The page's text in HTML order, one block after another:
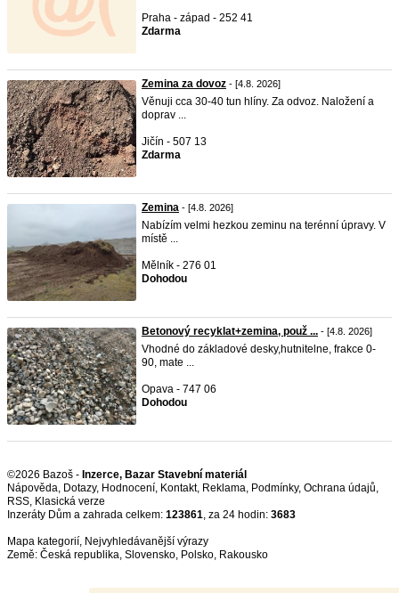
Praha - západ - 252 41
Zdarma
Zemina za dovoz - [4.8. 2026]
Věnuji cca 30-40 tun hlíny. Za odvoz. Naložení a
doprav ...
Jičín - 507 13
Zdarma
Zemina - [4.8. 2026]
Nabízím velmi hezkou zeminu na terénní úpravy. V
místě ...
Mělník - 276 01
Dohodou
Betonový recyklat+zemina, použ ... - [4.8. 2026]
Vhodné do základové desky,hutnitelne, frakce 0-
90, mate ...
Opava - 747 06
Dohodou
©2026 Bazoš - Inzerce, Bazar Stavební materiál
Nápověda, Dotazy, Hodnocení, Kontakt, Reklama, Podmínky, Ochrana údajů,
RSS,
Inzeráty Dům a zahrada celkem: 123861, za 24 hodin: 3683
Mapa kategorií, Nejvyhledávanější výrazy
Země: Česká republika, Slovensko, Polsko, Rakousko